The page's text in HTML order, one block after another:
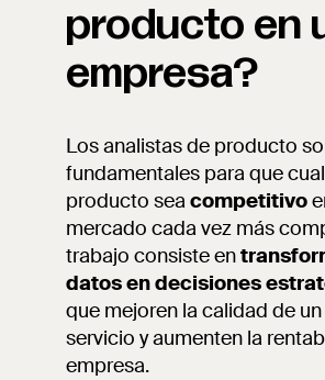
producto en
empresa?
Los analistas de producto
fundamentales para que
producto sea competitivo
mercado cada vez más
trabajo consiste en
datos endecisiones
que mejoren la calidad de
servicio y aumenten la
empresa.